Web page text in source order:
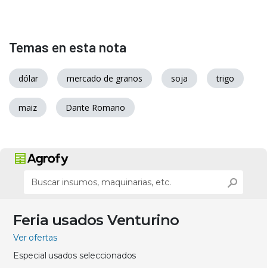
Temas en esta nota
dólar mercado de granos soja trigo
maiz Dante Romano
Feria usados Venturino
Ver ofertas
Especial usados seleccionados